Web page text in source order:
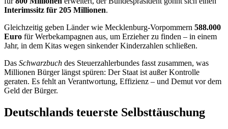
Interimssitz für 205 Millionen.
Gleichzeitig geben Länder wie Mecklenburg-Vorpommern 588.000
Euro für Werbekampagnen aus, um Erzieher zu finden – in einem
Jahr, in dem Kitas wegen sinkender Kinderzahlen schließen.
Das Schwarzbuch des Steuerzahlerbundes fasst zusammen, was
Millionen Bürger längst spüren: Der Staat ist außer Kontrolle
geraten. Es fehlt an Verantwortung, Effizienz – und Demut vor dem
Geld der Bürger.
Deutschlands teuerste Selbsttäuschung